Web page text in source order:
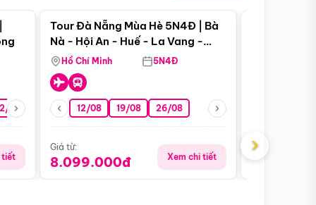
08 26/08 05/09 09/09 12/09
tiết
Tour Đà Nẵng Mùa Hè 5N4Đ | Bà
Nà - Hội An - Huế - La Vang -
Động Thiên Đường
Hồ Chí Minh 5N4Đ
12/08 19/08 26/08
Giá từ:
8.099.000đ Xem chi tiết
Giá từ:
›